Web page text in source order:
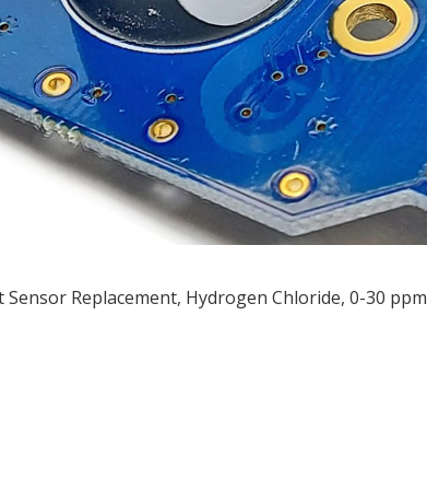
Sensor Replacement, Hydrogen Chloride, 0-30 ppm